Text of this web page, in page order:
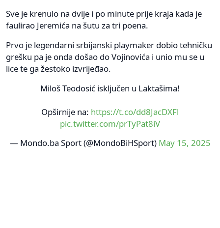
Sve je krenulo na dvije i po minute prije kraja kada je
faulirao Jeremića na šutu za tri poena.
Prvo je legendarni srbijanski playmaker dobio tehničku
grešku pa je onda došao do Vojinovića i unio mu se u
lice te ga žestoko izvrijeđao.
Miloš Teodosić isključen u Laktašima!
Opširnije na: https://t.co/dd8JacDXFl
pic.twitter.com/prTyPat8iV
— Mondo.ba Sport (@MondoBiHSport) May 15, 2025